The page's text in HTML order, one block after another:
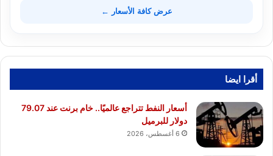
عرض كافة الأسعار ←
أقرا ايضا
أسعار النفط تتراجع عالميًا.. خام برنت عند 79.07
دولار للبرميل
6 أغسطس، 2026